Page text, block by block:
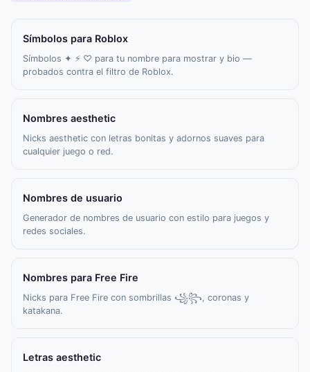
Símbolos para Roblox
Símbolos ✦ ⚡ ♡ para tu nombre para mostrar y bio —
probados contra el filtro de Roblox.
Nombres aesthetic
Nicks aesthetic con letras bonitas y adornos suaves para
cualquier juego o red.
Nombres de usuario
Generador de nombres de usuario con estilo para juegos y
redes sociales.
Nombres para Free Fire
Nicks para Free Fire con sombrillas ꧁꧂, coronas y
katakana.
Letras aesthetic